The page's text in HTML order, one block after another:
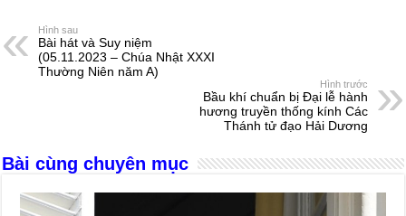
e
b
o
n
g
A
p
d
s
Hình sau
Bài hát và Suy niệm
(05.11.2023 – Chúa Nhật XXXI
Thường Niên năm A)
Hình trước
Bầu khí chuẩn bị Đại lễ hành
hương truyền thống kính Các
Thánh tử đạo Hải Dương
Bài cùng chuyên mục